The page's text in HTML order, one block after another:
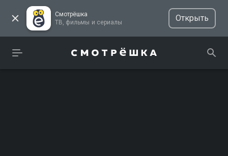
Смотрёшка
ТВ, фильмы и сериалы
Открыть